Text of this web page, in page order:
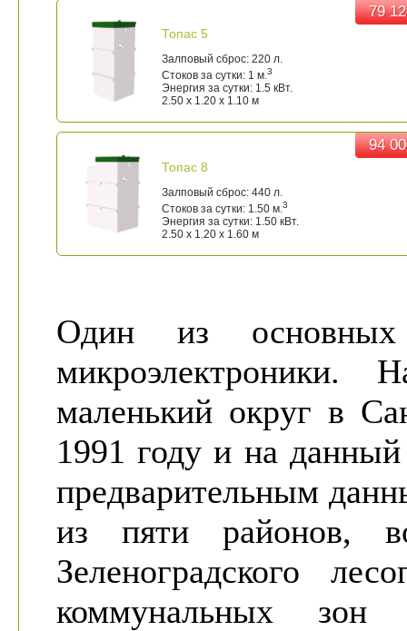
79
79
Топас 5
Залповый сброс: 220 л.
Стоков за сутки: 1 м.3
Энергия за сутки: 1.5 кВт.
2.50 x 1.20 x 1.10 м
94
94
Топас 8
Залповый сброс: 440 л.
Стоков за сутки: 1.50 м.3
Энергия за сутки: 1.50 кВт.
2.50 x 1.20 x 1.60 м
Один из основных
маленький округ в
1991 году и на
предварительным
из пяти районов,
Зеленоградского
коммунальных зон